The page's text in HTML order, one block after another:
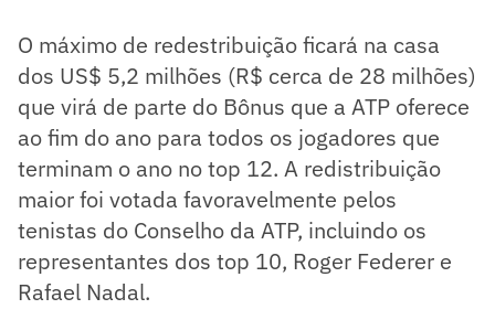
O máximo de redestribuição ficará na casa
dos US$ 5,2 milhões (R$ cerca de 28 milhões)
que virá de parte do Bônus que a ATP oferece
ao fim do ano para todos os jogadores que
terminam o ano no top 12. A redistribuição
maior foi votada favoravelmente pelos
tenistas do Conselho da ATP, incluindo os
representantes dos top 10, Roger Federer e
Rafael Nadal.